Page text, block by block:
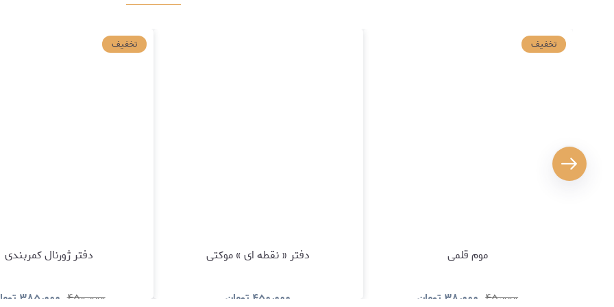
تخفیف
موم قلمی
۴۵٫۰۰۰ ۳۸٫۰۰۰ تومان
دفتر « نقطه ای » موکتی
۴۵۰٫۰۰۰ تومان
تخفیف
دفتر ژورنال کمربندی
۴۵۰٫۰۰۰ ۳۸۵٫۰۰۰